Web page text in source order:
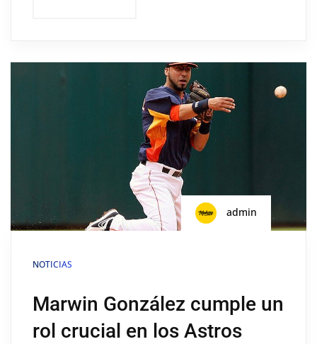
admin
NOTICIAS
Marwin González cumple un
rol crucial en los Astros